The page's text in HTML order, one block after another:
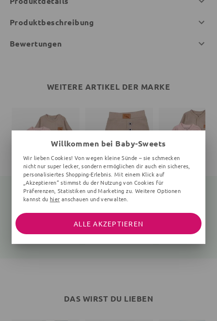
Produktbeschreibung
Bewertungen
WEITERE ARTIKEL DER MARKE
Strampler Eidechse
Gerippt
18,80 € 24,99 €
Hose Eidechse
Gerippt
20,99 €
Strampler Eidechse
24,99 €
DAS WIRST DU LIEBEN
Willkommen bei Baby-Sweets
Wir lieben Cookies! Von wegen kleine Sünde – sie schmecken
nicht nur super lecker, sondern ermöglichen dir auch ein sicheres,
personalisiertes Shopping-Erlebnis. Mit einem Klick auf
„Akzeptieren“ stimmst du der Nutzung von Cookies für
Präferenzen, Statistiken und Marketing zu. Weitere Optionen
kannst du hier anschauen und verwalten.
ALLE AKZEPTIEREN